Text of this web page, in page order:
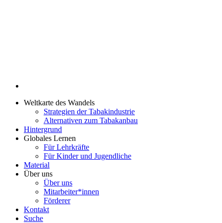
Weltkarte des Wandels
Strategien der Tabakindustrie
Alternativen zum Tabakanbau
Hintergrund
Globales Lernen
Für Lehrkräfte
Für Kinder und Jugendliche
Material
Über uns
Über uns
Mitarbeiter*innen
Förderer
Kontakt
Suche